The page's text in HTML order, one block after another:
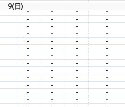
9(日)
- - -
-
- - -
-
- - -
-
- - -
-
- - -
-
- - -
-
- - -
-
- - -
-
- - -
-
- - -
-
- - -
-
- - -
-
- - -
-